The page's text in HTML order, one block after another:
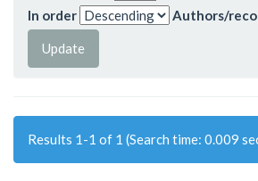
In order
Authors/
Results 1-1 of 1 (Search time: 0.009